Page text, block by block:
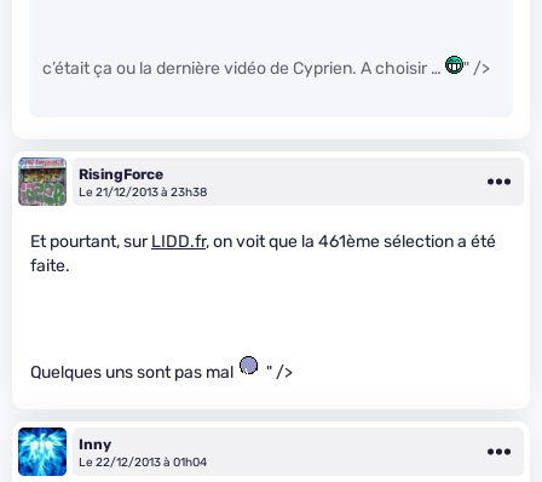
c’était ça ou la dernière vidéo de Cyprien. A choisir … " />
RisingForce
Le 21/12/2013 à 23h38
Et pourtant, surLIDD.fr, on voit que la 461ème sélection a été
faite.
Quelques uns sont pas mal " />
Inny
Le 22/12/2013 à 01h04